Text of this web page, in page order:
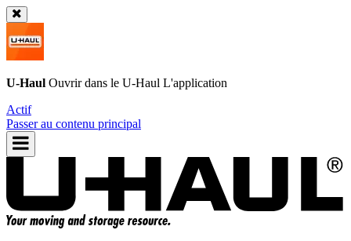
U-Haul Ouvrir dans le U-Haul L'application
Actif
Passer au contenu principal